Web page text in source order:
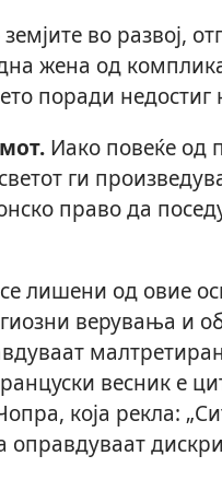
во развој,
жена од
поради
Иако повеќе од
ги
право да
лишени од овие
верувања и
весник е
која рекла:
оправдуваат